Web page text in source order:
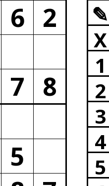
6 2
7 8
5
✎
X
1
2
3
4
5